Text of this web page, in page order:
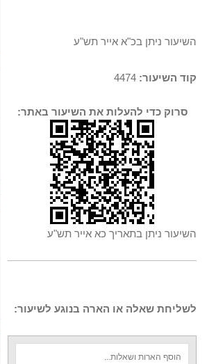
השיעור ניתן בכ"א אייר תש"ע
קוד השיעור:
סרוק כדי להעלות את השיעור באתר:
השיעור ניתן בתאריך כא אייר תש"ע
לשליחת שאלה או הארה בנוגע לשיעור: